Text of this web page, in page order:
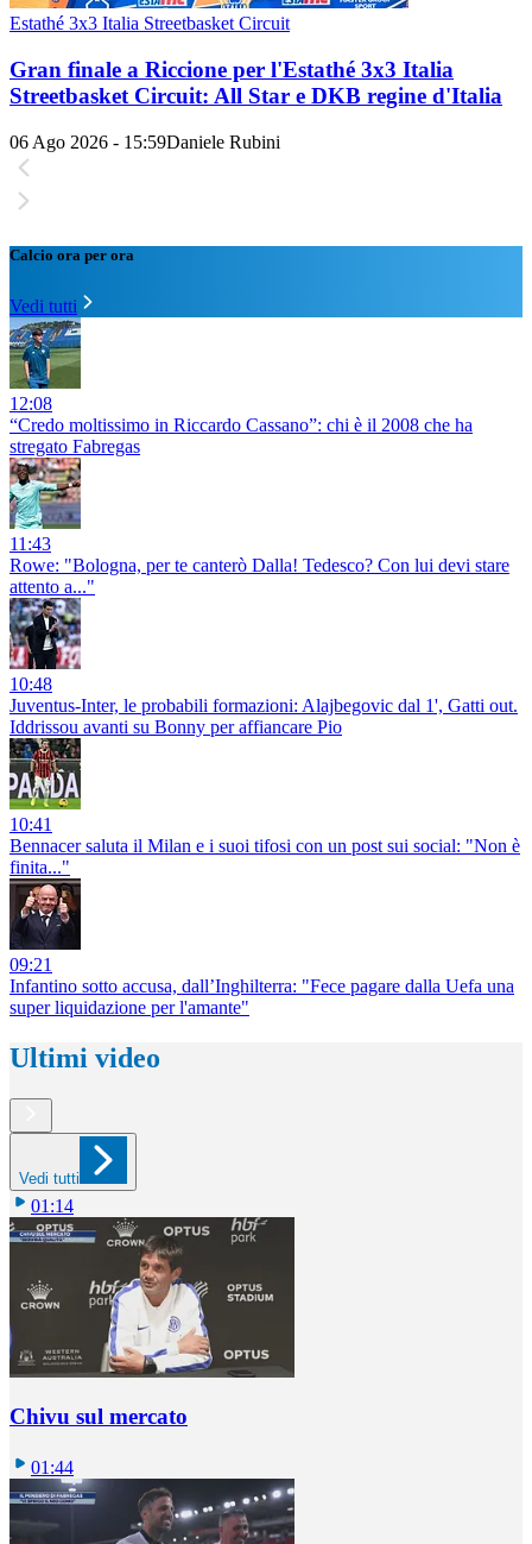
Estathé 3x3 Italia Streetbasket Circuit
Gran finale a Riccione per l'Estathé 3x3 Italia
Streetbasket Circuit: All Star e DKB regine d'Italia
06 Ago 2026 - 15:59Daniele Rubini
Calcio ora per ora
Vedi tutti
12:08
“Credo moltissimo in Riccardo Cassano”: chi è il 2008 che ha
stregato Fabregas
11:43
Rowe: "Bologna, per te canterò Dalla! Tedesco? Con lui devi stare
attento a..."
10:48
Juventus-Inter, le probabili formazioni: Alajbegovic dal 1', Gatti out.
Iddrissou avanti su Bonny per affiancare Pio
10:41
Bennacer saluta il Milan e i suoi tifosi con un post sui social: "Non è
finita..."
09:21
Infantino sotto accusa, dall’Inghilterra: "Fece pagare dalla Uefa una
super liquidazione per l'amante"
Ultimi video
Vedi tutti
01:14
Chivu sul mercato
01:44